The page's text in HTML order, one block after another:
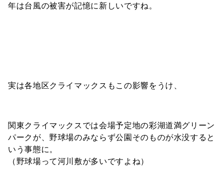
年は台風の被害が記憶に新しいですね。
実は各地区クライマックスもこの影響をうけ、
関東クライマックスでは会場予定地の彩湖道満グリーン
パークが、野球場のみならず公園そのものが水没すると
いう事態に。
（野球場って河川敷が多いですよね）